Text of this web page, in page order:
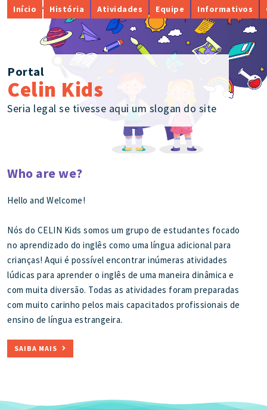
Início História Atividades Equipe Informativos
Portal
Celin Kids
Seria legal se tivesse aqui um slogan do site
Who are we?
Hello and Welcome!
Nós do CELIN Kids somos um grupo de estudantes focado
no aprendizado do inglês como uma língua adicional para
crianças! Aqui é possível encontrar inúmeras atividades
lúdicas para aprender o inglês de uma maneira dinâmica e
com muita diversão. Todas as atividades foram preparadas
com muito carinho pelos mais capacitados profissionais de
ensino de língua estrangeira.
SAIBA MAIS